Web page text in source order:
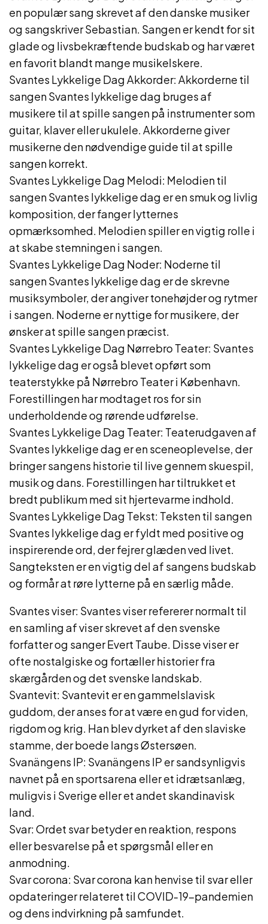
en populær sang skrevet af den danske musiker
og sangskriver Sebastian. Sangen er kendt for sit
glade og livsbekræftende budskab og har været
en favorit blandt mange musikelskere.
Svantes Lykkelige Dag Akkorder: Akkorderne til
sangen Svantes lykkelige dag bruges af
musikere til at spille sangen på instrumenter som
guitar, klaver eller ukulele. Akkorderne giver
musikerne den nødvendige guide til at spille
sangen korrekt.
Svantes Lykkelige Dag Melodi: Melodien til
sangen Svantes lykkelige dag er en smuk og livlig
komposition, der fanger lytternes
opmærksomhed. Melodien spiller en vigtig rolle i
at skabe stemningen i sangen.
Svantes Lykkelige Dag Noder: Noderne til
sangen Svantes lykkelige dag er de skrevne
musiksymboler, der angiver tonehøjder og rytmer
i sangen. Noderne er nyttige for musikere, der
ønsker at spille sangen præcist.
Svantes Lykkelige Dag Nørrebro Teater: Svantes
lykkelige dag er også blevet opført som
teaterstykke på Nørrebro Teater i København.
Forestillingen har modtaget ros for sin
underholdende og rørende udførelse.
Svantes Lykkelige Dag Teater: Teaterudgaven af
Svantes lykkelige dag er en sceneoplevelse, der
bringer sangens historie til live gennem skuespil,
musik og dans. Forestillingen har tiltrukket et
bredt publikum med sit hjertevarme indhold.
Svantes Lykkelige Dag Tekst: Teksten til sangen
Svantes lykkelige dag er fyldt med positive og
inspirerende ord, der fejrer glæden ved livet.
Sangteksten er en vigtig del af sangens budskab
og formår at røre lytterne på en særlig måde.
Svantes viser: Svantes viser refererer normalt til
en samling af viser skrevet af den svenske
forfatter og sanger Evert Taube. Disse viser er
ofte nostalgiske og fortæller historier fra
skærgården og det svenske landskab.
Svantevit: Svantevit er en gammelslavisk
guddom, der anses for at være en gud for viden,
rigdom og krig. Han blev dyrket af den slaviske
stamme, der boede langs Østersøen.
Svanängens IP: Svanängens IP er sandsynligvis
navnet på en sportsarena eller et idrætsanlæg,
muligvis i Sverige eller et andet skandinavisk
land.
Svar: Ordet svar betyder en reaktion, respons
eller besvarelse på et spørgsmål eller en
anmodning.
Svar corona: Svar corona kan henvise til svar eller
opdateringer relateret til COVID-19-pandemien
og dens indvirkning på samfundet.